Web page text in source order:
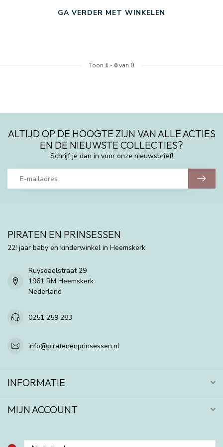
GA VERDER MET WINKELEN
Toon 1 - 0van 0
ALTIJD OP DE HOOGTE ZIJN VAN ALLE ACTIES
EN DE NIEUWSTE COLLECTIES?
Schrijf je dan in voor onze nieuwsbrief!
PIRATEN EN PRINSESSEN
22! jaar baby en kinderwinkel in Heemskerk
Ruysdaelstraat 29
1961 RM Heemskerk
Nederland
0251 259 283
info@piratenenprinsessen.nl
INFORMATIE
MIJN ACCOUNT